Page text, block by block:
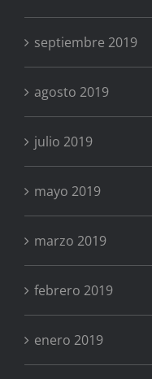
septiembre 2019
agosto 2019
julio 2019
mayo 2019
marzo 2019
febrero 2019
enero 2019